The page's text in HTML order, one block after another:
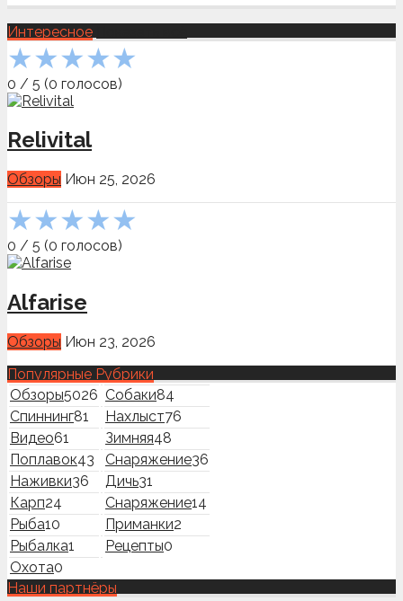
Интересное
★★★★★
0 / 5 (0 голосов)
Relivital
Обзоры Июн 25, 2026
★★★★★
0 / 5 (0 голосов)
Alfarise
Обзоры Июн 23, 2026
Популярные Рубрики
Обзоры5026 Собаки84
Спиннинг81 Нахлыст76
Видео61 Зимняя48
Поплавок43 Снаряжение36
Наживки36 Дичь31
Карп24 Снаряжение14
Рыба10 Приманки2
Рыбалка1 Рецепты0
Охота0
Наши партнёры